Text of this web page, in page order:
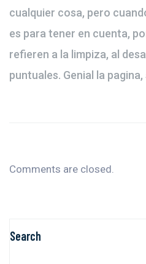
cualquier cosa, pero
es para tener en cuenta,
refieren a la limpiza, al
puntuales. Genial la pagina,
Comments are closed.
Search